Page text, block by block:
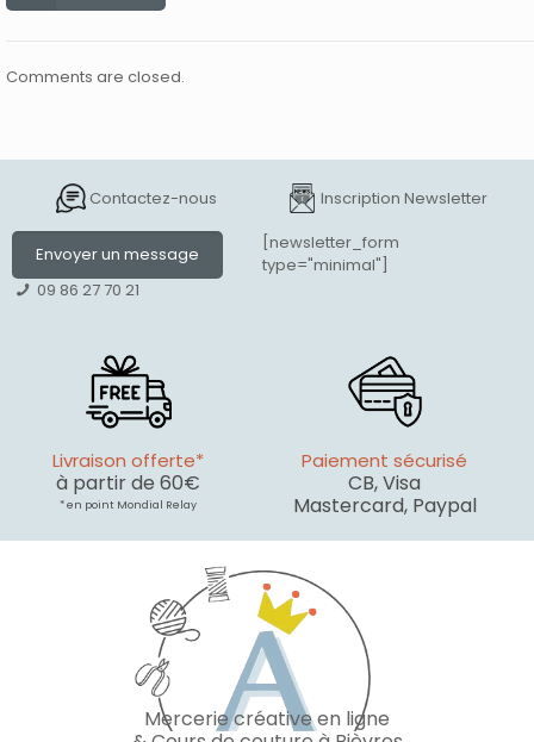
Comments are closed.
Contactez-nous
Envoyer un message
09 86 27 70 21
Inscription Newsletter
[newsletter_form
type="minimal"]
Livraison offerte*
à partir de 60€
* en point Mondial Relay
Paiement sécurisé
CB, Visa
Mastercard, Paypal
Mercerie créative en ligne